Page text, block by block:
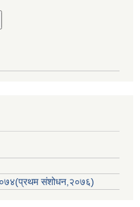
संशोधन,२०७६)